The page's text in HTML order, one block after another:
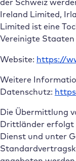
der Schweiz
Ireland Limited,
Limited ist eine
Vereinigte
Website: https://
Weitere
Datenschutz:
Die Übermittlung
Drittländer erfolgt
Dienst und unter